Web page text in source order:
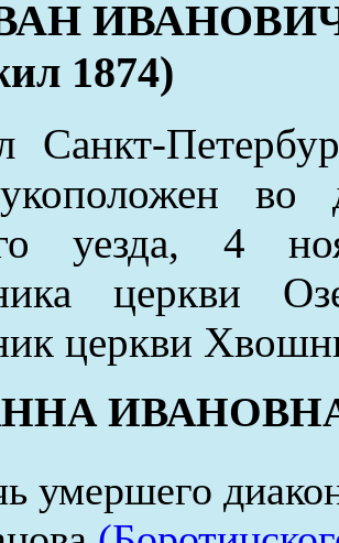
1874)
Санкт-
во
уезда, 4
церкви
церкви
ИВАНОВНА
умершего